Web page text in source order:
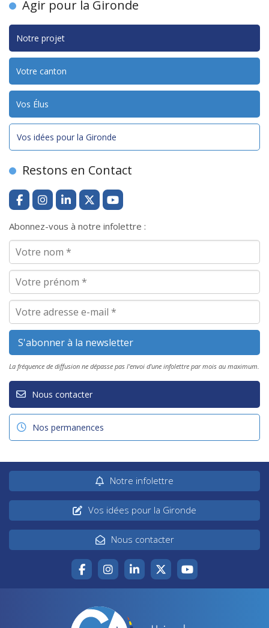
Agir pour la Gironde
Notre projet
Votre canton
Vos Élus
Vos idées pour la Gironde
Restons en Contact
Abonnez-vous à notre infolettre :
La fréquence de diffusion ne dépasse pas l'envoi d'une infolettre par mois au maximum.
Nous contacter
Nos permanences
Notre infolettre
Vos idées pour la Gironde
Nous contacter